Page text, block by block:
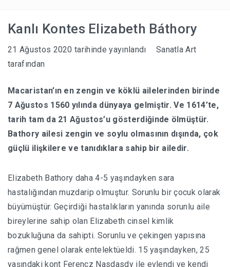
MIMARI
HABERLER
Kanlı Kontes Elizabeth Báthory
21 Ağustos 2020 tarihinde yayınlandı
Sanatla Art
tarafından
Macaristan’ın en zengin ve köklü ailelerinden birinde
7 Ağustos 1560 yılında dünyaya gelmiştir. Ve 1614’te,
tarih tam da 21 Ağustos’u gösterdiğinde ölmüştür.
Bathory ailesi zengin ve soylu olmasının dışında, çok
güçlü ilişkilere ve tanıdıklara sahip bir ailedir.
Elizabeth Bathory daha 4-5 yaşındayken sara
hastalığından muzdarip olmuştur. Sorunlu bir çocuk olarak
büyümüştür. Geçirdiği hastalıkların yanında sorunlu aile
bireylerine sahip olan Elizabeth cinsel kimlik
bozukluğuna da sahipti. Sorunlu ve çekingen yapısına
rağmen genel olarak entelektüeldi. 15 yaşındayken, 25
yaşındaki kont Ferencz Nasdasdy ile evlendi ve kendi